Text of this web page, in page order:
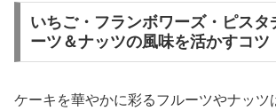
いちご・フランボワーズ・ピスタ
ーツ＆ナッツの風味を活かすコツ
ケーキを華やかに彩るフルーツやナッツ